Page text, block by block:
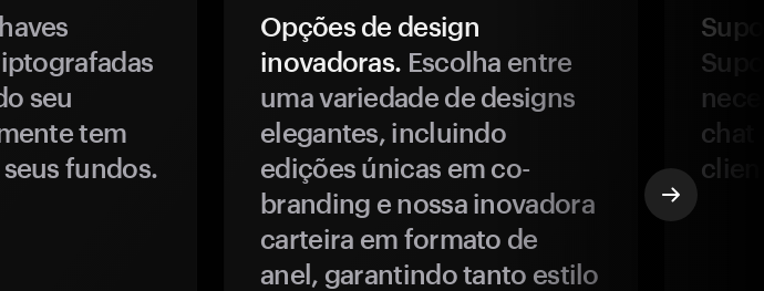
seu
tem
fundos.
Opções de design
inovadoras. Escolha entre
uma variedade de designs
elegantes, incluindo
edições únicas em co-
branding e nossa inovadora
carteira em formato de
anel, garantindo tanto estilo
chat